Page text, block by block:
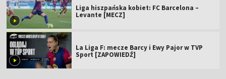
Liga hiszpańska kobiet: FC Barcelona –
Levante [MECZ]
La Liga F: mecze Barcy i Ewy Pajor w TVP
Sport [ZAPOWIEDŹ]